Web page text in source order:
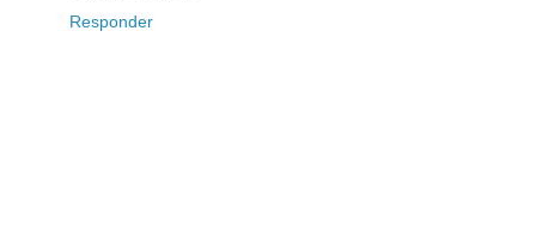
Responder